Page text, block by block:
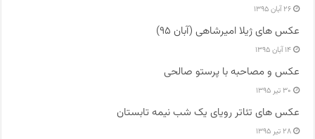
۲۶ آبان ۱۳۹۵
عکس های ژیلا امیرشاهی (آبان ۹۵)
۱۴ آبان ۱۳۹۵
عکس و مصاحبه با پرستو صالحی
۳۰ تیر ۱۳۹۵
عکس های تئاتر رویای یک شب نیمه تابستان
۲۸ تیر ۱۳۹۵